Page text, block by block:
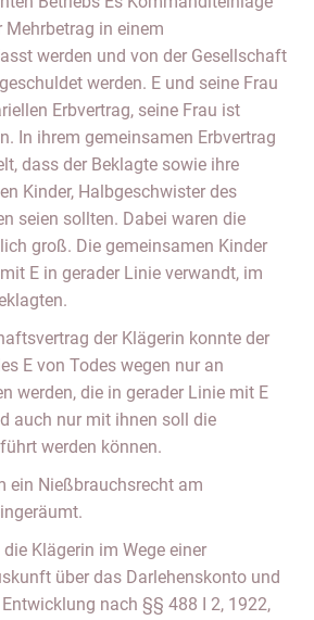
Mehrbetrag in einem
werden und von der Gesellschaft
werden. E und seine Frau
Erbvertrag, seine Frau ist
In ihrem gemeinsamen Erbvertrag
dass der Beklagte sowie ihre
Kinder, Halbgeschwister des
seien sollten. Dabei waren die
groß. Die gemeinsamen Kinder
E in gerader Linie verwandt, im
der Klägerin konnte der
E von Todes wegen nur an
werden, die in gerader Linie mit E
auch nur mit ihnen soll die
werden können.
ein Nießbrauchsrecht am
Klägerin im Wege einer
über das Darlehenskonto und
nach §§ 488 I 2, 1922,